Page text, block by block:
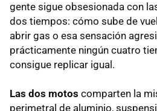
gente sigue obsesionada con
dos tiempos: cómo sube de
abrir gas o esa sensación
prácticamente ningún cuatro
consigue replicar igual.
Las dos motos comparten la
perimetral de aluminio,